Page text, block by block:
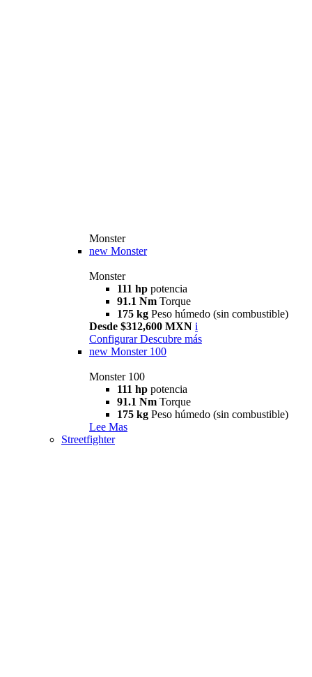
Monster
new Monster
Monster
111 hp potencia
91.1 Nm Torque
175 kg Peso húmedo (sin combustible)
Desde $312,600 MXN i
Configurar Descubre más
new Monster 100
Monster 100
111 hp potencia
91.1 Nm Torque
175 kg Peso húmedo (sin combustible)
Lee Mas
Streetfighter